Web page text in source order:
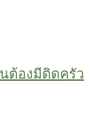
ต้องมีติดครัว